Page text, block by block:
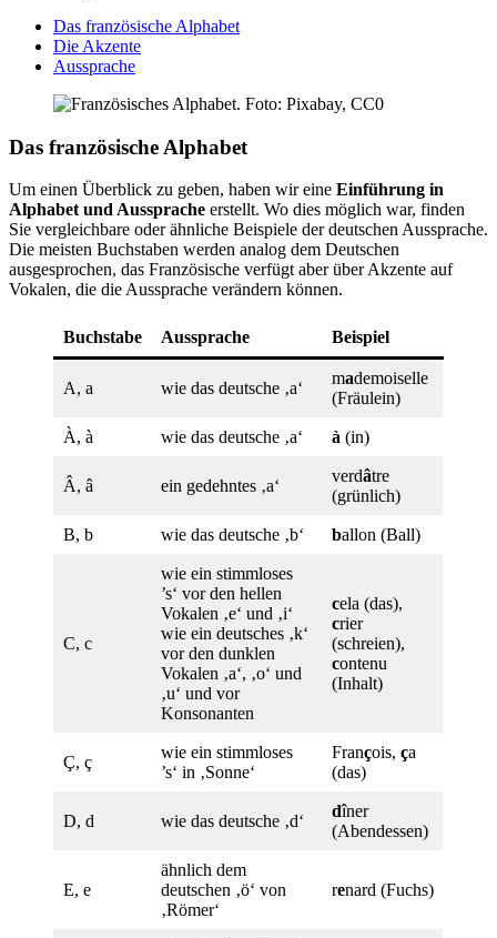
Das französische Alphabet
Die Akzente
Aussprache
Das französische Alphabet
Um einen Überblick zu geben, haben wir eine Einführung in
Alphabet und Aussprache erstellt. Wo dies möglich war, finden
Sie vergleichbare oder ähnliche Beispiele der deutschen Aussprache.
Die meisten Buchstaben werden analog dem Deutschen
ausgesprochen, das Französische verfügt aber über Akzente auf
Vokalen, die die Aussprache verändern können.
Buchstabe Aussprache Beispiel
A, a wie das deutsche ‚a‘
mademoiselle
(Fräulein)
À, à wie das deutsche ‚a‘ à (in)
Â, â ein gedehntes ‚a‘
verdâtre
(grünlich)
B, b wie das deutsche ‚b‘ ballon (Ball)
C, c
wie ein stimmloses
’s‘ vor den hellen
Vokalen ‚e‘ und ‚i‘
wie ein deutsches ‚k‘
vor den dunklen
Vokalen ‚a‘, ‚o‘ und
‚u‘ und vor
Konsonanten
cela (das),
crier
(schreien),
contenu
(Inhalt)
Ç, ç
wie ein stimmloses
’s‘ in ‚Sonne‘
François, ça
(das)
D, d wie das deutsche ‚d‘
dîner
(Abendessen)
E, e
ähnlich dem
deutschen ‚ö‘ von
‚Römer‘
renard (Fuchs)